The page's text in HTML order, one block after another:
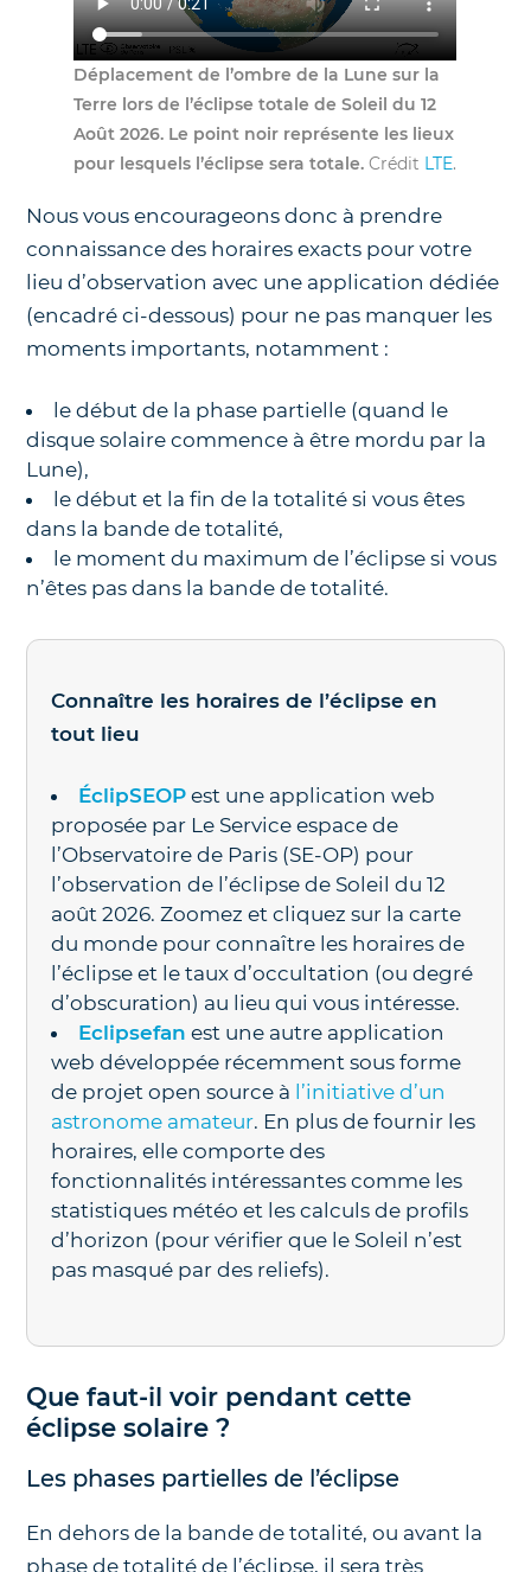
Déplacement de l’ombre de la Lune sur la
Terre lors de l’éclipse totale de Soleil du 12
Août 2026. Le point noir représente les lieux
pour lesquels l’éclipse sera totale. Crédit LTE.
Nous vous encourageons donc à prendre
connaissance des horaires exacts pour votre
lieu d’observation avec une application dédiée
(encadré ci-dessous) pour ne pas manquer les
moments importants, notamment :
le début de la phase partielle (quand le
disque solaire commence à être mordu par la
Lune),
le début et la fin de la totalité si vous êtes
dans la bande de totalité,
le moment du maximum de l’éclipse si vous
n’êtes pas dans la bande de totalité.
Connaître les horaires de l’éclipse en
tout lieu
ÉclipSEOP est une application web
proposée par Le Service espace de
l’Observatoire de Paris (SE-OP) pour
l’observation de l’éclipse de Soleil du 12
août 2026. Zoomez et cliquez sur la carte
du monde pour connaître les horaires de
l’éclipse et le taux d’occultation (ou degré
d’obscuration) au lieu qui vous intéresse.
Eclipsefan est une autre application
web développée récemment sous forme
de projet open source à l’initiative d’un
astronome amateur. En plus de fournir les
horaires, elle comporte des
fonctionnalités intéressantes comme les
statistiques météo et les calculs de profils
d’horizon (pour vérifier que le Soleil n’est
pas masqué par des reliefs).
Que faut-il voir pendant cette
éclipse solaire ?
Les phases partielles de l’éclipse
En dehors de la bande de totalité, ou avant la
phase de totalité de l’éclipse, il sera très